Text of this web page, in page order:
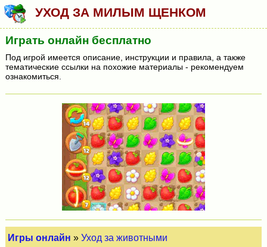
УХОД ЗА МИЛЫМ ЩЕНКОМ
Играть онлайн бесплатно
Под игрой имеется описание, инструкции и правила, а также
тематические ссылки на похожие материалы - рекомендуем
ознакомиться.
Игры онлайн »Уход за животными